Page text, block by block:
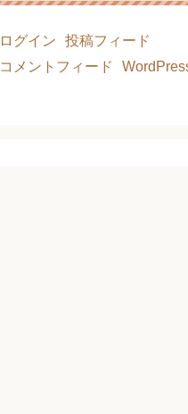
ログイン
投稿フィード
コメントフィード